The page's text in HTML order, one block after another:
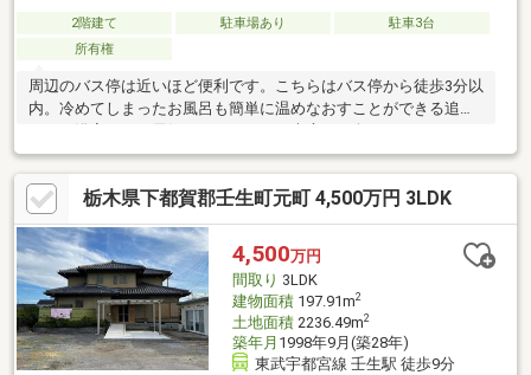
2階建て 駐車場あり
駐車3台
所有権
周辺のバス停は近いほど便利です。こちらはバス停から徒歩3分以
内。冷めてしまったお風呂も簡単に温めなおすことができる追焚
も良いですね。こちらは中古の戸建て物件です。対面式キッチン
のため室内に目が行き届き安心感があります。来訪者をモニター
で確認できるTVインターホン付きです。くつろぎの空間を開放感
のある吹抜けリビングが生み出す物件です。
栃木県下都賀郡壬生町元町 4,500万円 3LDK
4,500万円
間取り 3LDK
建物面積197.91m2
土地面積2236.49m2
築年月 1998年9月(築28年)
東武宇都宮線 壬生駅 徒歩9分